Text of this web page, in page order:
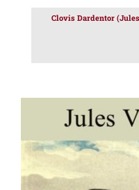
Clovis Dardentor